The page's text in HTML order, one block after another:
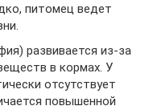
питомец ведет
развивается из-за
в кормах. У
отсутствует
повышенной